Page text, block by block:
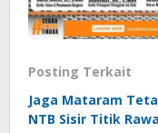
Posting Terkait
Jaga Mataram
NTB Sisir Titik